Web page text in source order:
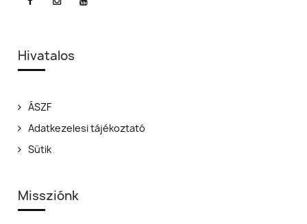
Hivatalos
ÁSZF
Adatkezelesi tájékoztató
Sütik
Missziónk